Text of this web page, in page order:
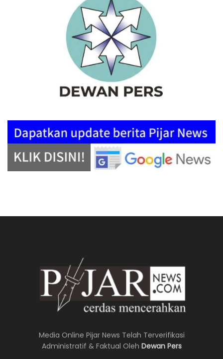
Media Online Pijar News Telah Terverifikasi
Administratif & Faktual Oleh Dewan Pers